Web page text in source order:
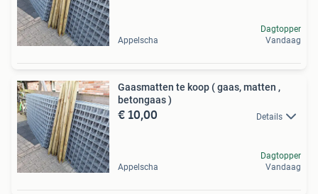
Appelscha
Dagtopper
Vandaag
Gaasmatten te koop ( gaas, matten ,
betongaas )
€ 10,00 Details
Appelscha
Dagtopper
Vandaag